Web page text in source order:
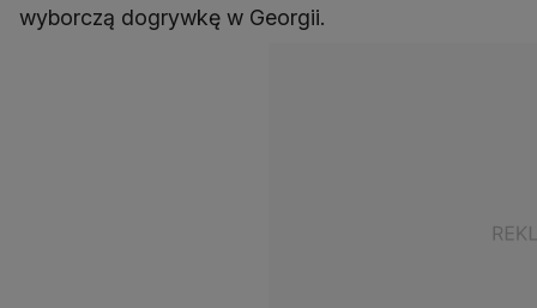
wyborczą dogrywkę w Georgii.